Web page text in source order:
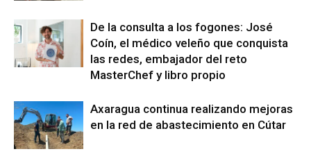
De la consulta a los fogones: José
Coín, el médico veleño que conquista
las redes, embajador del reto
MasterChef y libro propio
Axaragua continua realizando mejoras
en la red de abastecimiento en Cútar